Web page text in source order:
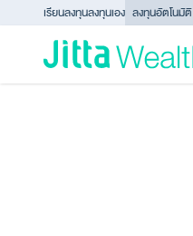
Skip to content - ข้ามไปที่เนื้อหา
เรียนลงทุนลงทุนเอง ลงทุนอัตโนมัติ